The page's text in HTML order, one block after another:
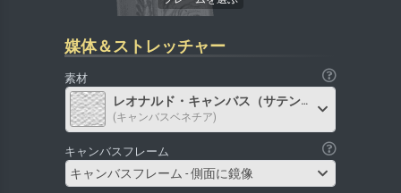
媒体＆ストレッチャー
素材
レオナルド・キャンバス（サテン）
(キャンバスベネチア)
キャンバスフレーム
キャンバスフレーム - 側面に鏡像